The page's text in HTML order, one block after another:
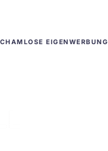
EIGENWERBUNG